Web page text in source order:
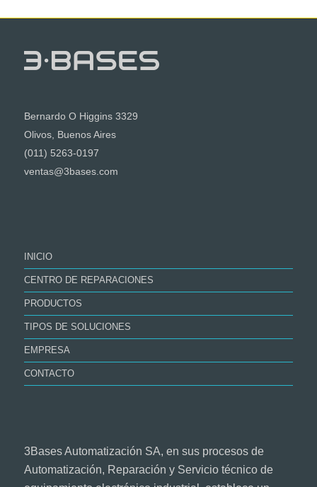
Bernardo O Higgins 3329
Olivos, Buenos Aires
(011) 5263-0197
ventas@3bases.com
INICIO
CENTRO DE REPARACIONES
PRODUCTOS
TIPOS DE SOLUCIONES
EMPRESA
CONTACTO
3Bases Automatización SA, en sus procesos de
Automatización, Reparación y Servicio técnico de